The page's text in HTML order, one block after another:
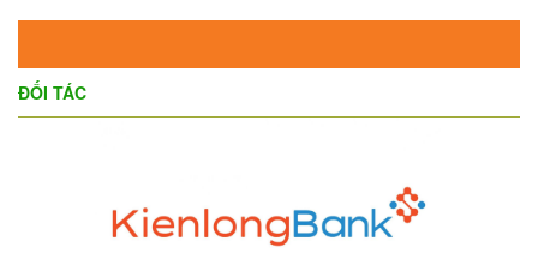
ĐỐI TÁC